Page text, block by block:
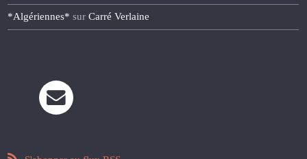
*Algériennes* surCarré Verlaine